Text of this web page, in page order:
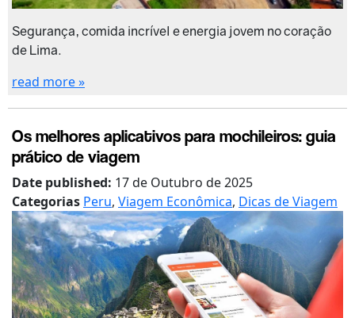
Segurança, comida incrível e energia jovem no coração
de Lima.
read more »
Os melhores aplicativos para mochileiros: guia
prático de viagem
Date published: 17 de Outubro de 2025
Categorias Peru, Viagem Econômica, Dicas de Viagem